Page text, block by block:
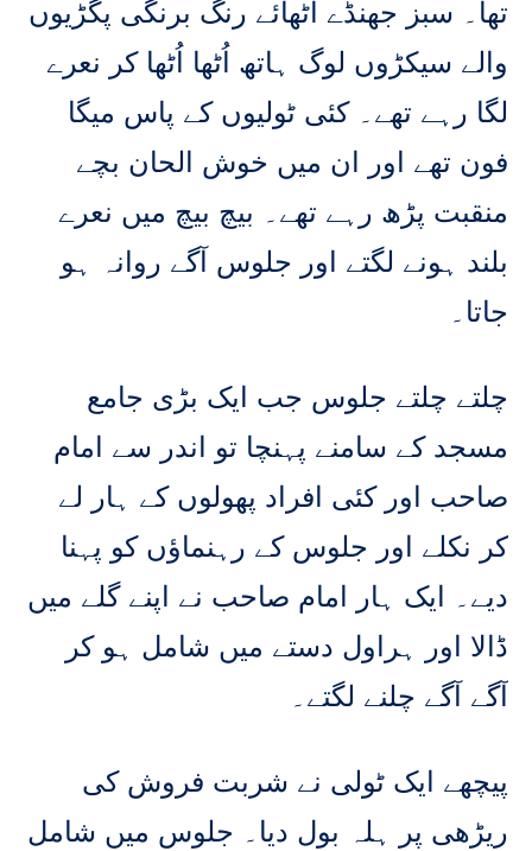
تھا۔ سبز جھنڈے اُٹھائے رنگ برنگی پگڑیوں
والے سیکڑوں لوگ ہاتھ اُٹھا اُٹھا کر نعرے
لگا رہے تھے۔ کئی ٹولیوں کے پاس میگا
فون تھے اور ان میں خوش الحان بچے
منقبت پڑھ رہے تھے۔ بیچ بیچ میں نعرے
بلند ہونے لگتے اور جلوس آگے روانہ ہو
جاتا۔
چلتے چلتے جلوس جب ایک بڑی جامع
مسجد کے سامنے پہنچا تو اندر سے امام
صاحب اور کئی افراد پھولوں کے ہار لے
کر نکلے اور جلوس کے رہنماؤں کو پہنا
دیے۔ ایک ہار امام صاحب نے اپنے گلے میں
ڈالا اور ہراول دستے میں شامل ہو کر
آگے آگے چلنے لگتے۔
پیچھے ایک ٹولی نے شربت فروش کی
ریڑھی پر ہلہ بول دیا۔ جلوس میں شامل